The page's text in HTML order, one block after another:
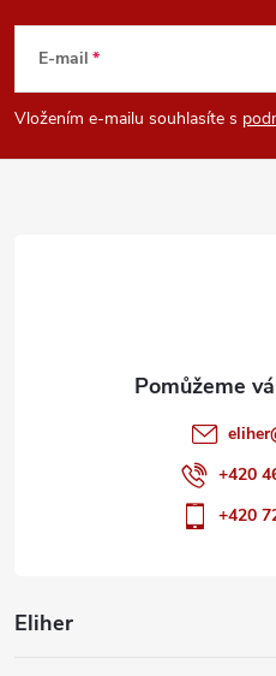
p
E-mail
Vložením e-mailu souhlasíte s
Eliher
eliher
+420
+420